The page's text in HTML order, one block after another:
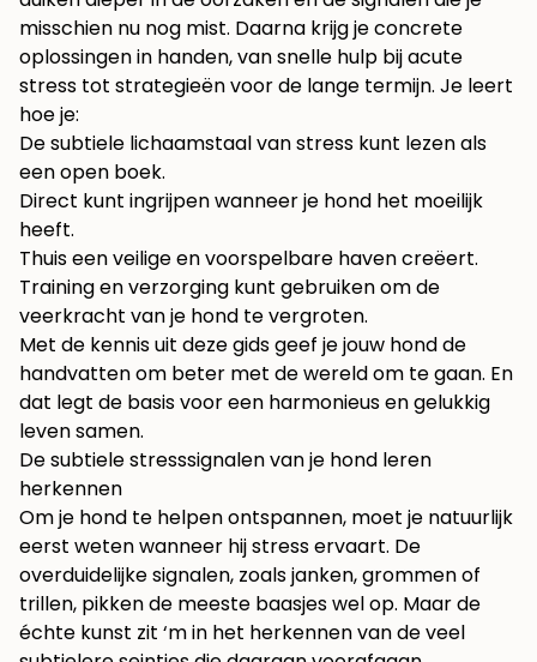
misschien nu nog mist. Daarna krijg je concrete
oplossingen in handen, van snelle hulp bij acute
stress tot strategieën voor de lange termijn. Je leert
hoe je:
De subtiele lichaamstaal van stress kunt lezen als
een open boek.
Direct kunt ingrijpen wanneer je hond het moeilijk
heeft.
Thuis een veilige en voorspelbare haven creëert.
Training en verzorging kunt gebruiken om de
veerkracht van je hond te vergroten.
Met de kennis uit deze gids geef je jouw hond de
handvatten om beter met de wereld om te gaan. En
dat legt de basis voor een harmonieus en gelukkig
leven samen.
De subtiele stresssignalen van je hond leren
herkennen
Om je hond te helpen ontspannen, moet je natuurlijk
eerst weten wanneer hij stress ervaart. De
overduidelijke signalen, zoals janken, grommen of
trillen, pikken de meeste baasjes wel op. Maar de
échte kunst zit ‘m in het herkennen van de veel